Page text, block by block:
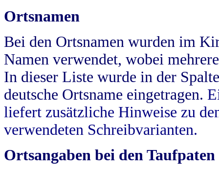
Ortsnamen
Bei den Ortsnamen wurden im
Namen verwendet, wobei
In dieser Liste wurde in der
deutsche Ortsname eingetragen.
liefert zusätzliche Hinweise zu
verwendeten Schreibvarianten.
Ortsangaben bei den Taufpaten